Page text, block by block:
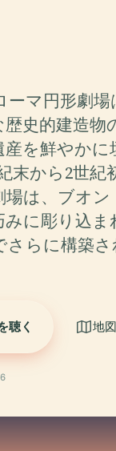
ーマ円形劇
史的建造物
産を鮮やか
末から2世
場は、ブオ
に彫り込
らに構築さ
聴く 地